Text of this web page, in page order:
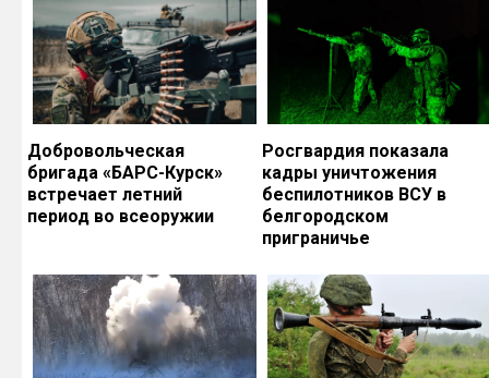
Добровольческая
бригада «БАРС-Курск»
встречает летний
период во всеоружии
Росгвардия показала
кадры уничтожения
беспилотников ВСУ в
белгородском
приграничье